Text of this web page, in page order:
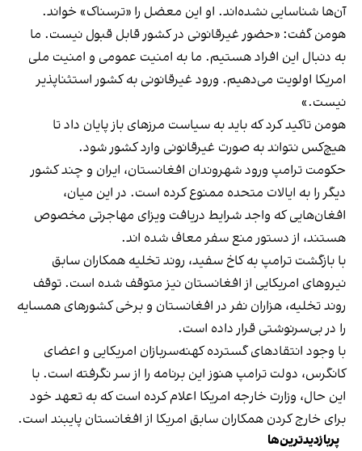
آن‌ها شناسایی نشده‌اند. او این معضل را «ترسناک» خواند.
هومن گفت: «حضور غیرقانونی در کشور قابل قبول نیست. ما
به دنبال این افراد هستیم. ما به امنیت عمومی و امنیت ملی
امریکا اولویت می‌دهیم. ورود غیرقانونی به کشور استثناپذیر
نیست.»
هومن تاکید کرد که باید به سیاست مرزهای باز پایان داد تا
هیچ‌کس نتواند به صورت غیرقانونی وارد کشور شود.
حکومت ترامپ ورود شهروندان افغانستان، ایران و چند کشور
دیگر را به ایالات متحده ممنوع کرده است. در این میان،
افغان‌هایی که واجد شرایط دریافت ویزای مهاجرتی مخصوص
هستند، از دستور منع سفر معاف شده اند.
با بازگشت ترامپ به کاخ سفید، روند تخلیه همکاران سابق
نیروهای امریکایی از افغانستان نیز متوقف شده است. توقف
روند تخلیه، هزاران نفر در افغانستان و برخی کشورهای همسایه
را در بی‌سرنوشتی قرار داده است.
با وجود انتقادهای گسترده کهنه‌سربازان امریکایی و اعضای
کانگرس، دولت ترامپ هنوز این برنامه را از سر نگرفته است. با
این حال، وزارت خارجه امریکا اعلام کرده است که به تعهد خود
برای خارج کردن همکاران سابق امریکا از افغانستان پایبند است.
پربازدیدترین‌ها